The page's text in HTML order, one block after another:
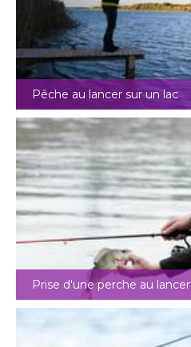
Pêche au lancer sur un lac
Prise d'une perche au lancer